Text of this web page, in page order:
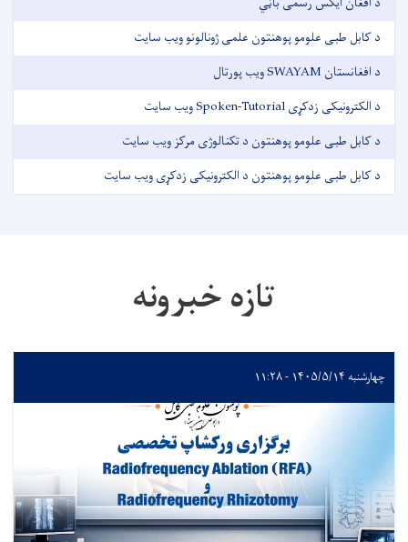
د کابل طبی علومو پوهنتون علمی ژونالونو ویب سایت
د افغانستان SWAYAM ویب پورتال
د الکترونیکی زدکړی Spoken-Tutorial ویب سایت
د کابل طبی علومو پوهنتون د تکنالوژی مرکز ویب سایت
د کابل طبی علومو پوهنتون د الکترونیکی زدکړی ویب سایت
تازه خبرونه
چهارشنبه ۱۴۰۵/۵/۱۴ - ۱۱:۲۸